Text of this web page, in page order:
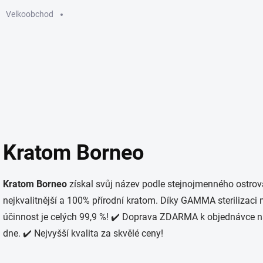
Velkoobchod
Kratom Borneo
Kratom Borneo získal svůj název podle stejnojmenného
nejkvalitnější a 100% přírodní kratom. Díky GAMMA
účinnost je celých 99,9 %! ✔️ Doprava ZDARMA k objednávce
dne. ✔️ Nejvyšší kvalita za skvělé ceny!